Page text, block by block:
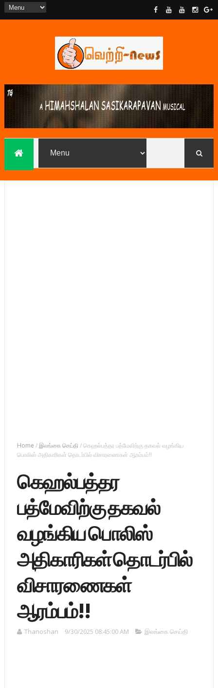
Home /இலங்கை செய்தி /கெஹல்பத்தர பத்மேவிற்கு தகவல் வழங்கிய
பொலிஸ் அதிகாரிகள் தொடர்பில் விசாரணைகள் ஆரம்பம்!!
கெஹல்பத்தர
பத்மேவிற்கு தகவல்
வழங்கிய பொலிஸ்
அதிகாரிகள் தொடர்பில்
விசாரணைகள்
ஆரம்பம்!!
Thanoshan 9/30/2025 08:45:00 AM இலங்கை செய்தி